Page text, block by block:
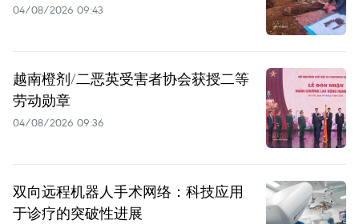
04/08/2026 09:43
越南橙剂/二恶英受害者协会获授二等
劳动勋章
04/08/2026 09:36
双向远程机器人手术网络：科技应用
于诊疗的突破性进展